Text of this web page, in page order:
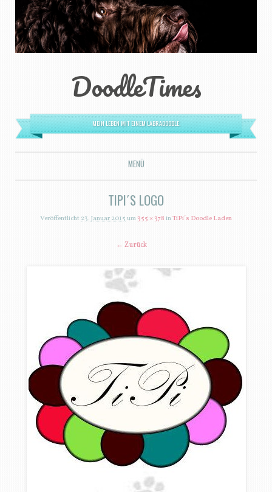
DoodleTimes
MEIN LEBEN MIT EINEM LABRADOODLE.
MENÜ
ZUM INHALT SPRINGEN
TIPI´S LOGO
Veröffentlicht23. Januar 2015um355 × 378inTiPi´s Doodle Laden
← Zurück